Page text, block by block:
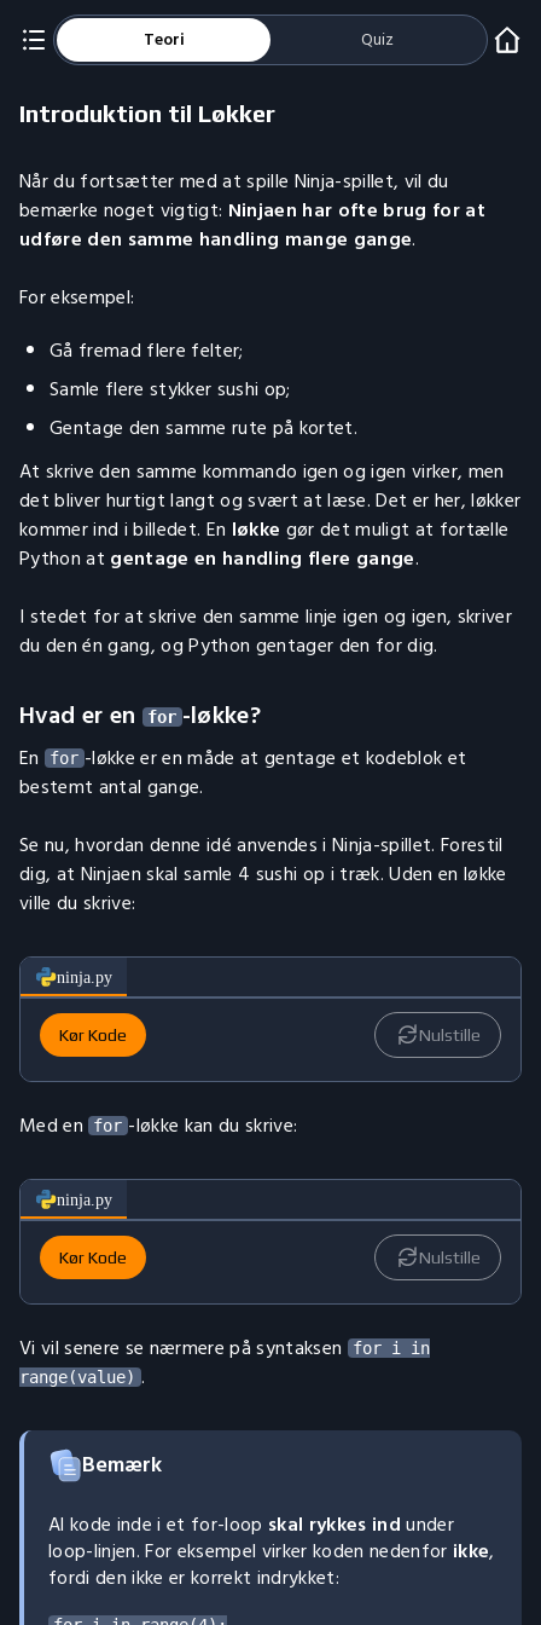
Teori Quiz
Introduktion til Løkker
Når du fortsætter med at spille Ninja-spillet, vil du
bemærke noget vigtigt: Ninjaen har ofte brug for at
udføre den samme handling mange gange.
For eksempel:
Gå fremad flere felter;
Samle flere stykker sushi op;
Gentage den samme rute på kortet.
At skrive den samme kommando igen og igen virker, men
det bliver hurtigt langt og svært at læse. Det er her, løkker
kommer ind i billedet. En løkke gør det muligt at fortælle
Python at gentage en handling flere gange.
I stedet for at skrive den samme linje igen og igen, skriver
du den én gang, og Python gentager den for dig.
Hvad er en for -løkke?
En for -løkke er en måde at gentage et kodeblok et
bestemt antal gange.
Se nu, hvordan denne idé anvendes i Ninja-spillet. Forestil
dig, at Ninjaen skal samle 4 sushi op i træk. Uden en løkke
ville du skrive:
ninja.py
Kør Kode Nulstille
Med en for -løkke kan du skrive:
ninja.py
Kør Kode Nulstille
Vi vil senere se nærmere på syntaksen
for i in
range(value) .
Bemærk
Al kode inde i et for-loop skal rykkes indunder
loop-linjen. For eksempel virker koden nedenfor ikke,
fordi den ikke er korrekt indrykket: